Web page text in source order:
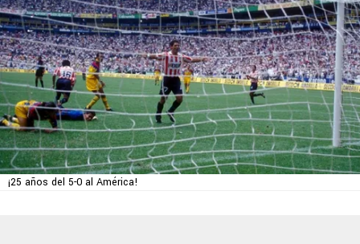
¡25 años del 5-0 al América!